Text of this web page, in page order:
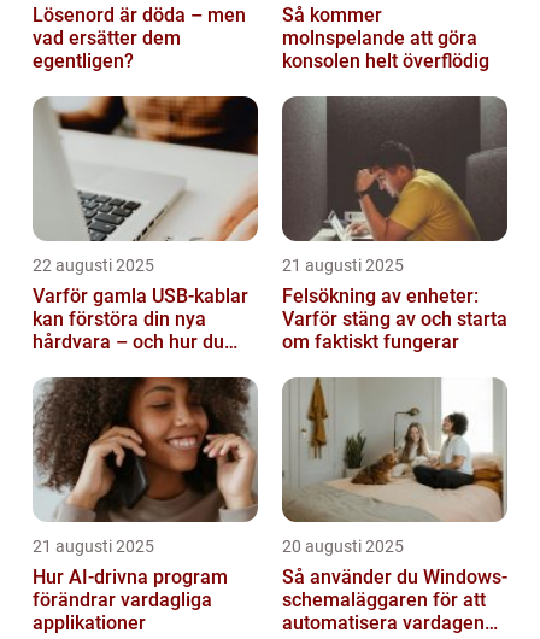
Lösenord är döda – men
vad ersätter dem
egentligen?
Så kommer
molnspelande att göra
konsolen helt överflödig
22 augusti 2025
Varför gamla USB-kablar
kan förstöra din nya
hårdvara – och hur du
21 augusti 2025
Felsökning av enheter:
Varför stäng av och starta
om faktiskt fungerar
21 augusti 2025
Hur AI-drivna program
förändrar vardagliga
applikationer
20 augusti 2025
Så använder du Windows-
schemaläggaren för att
automatisera vardagen